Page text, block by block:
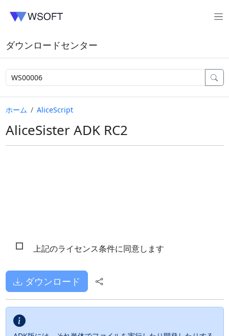
ダウンロードセンター
ホーム AliceScript
AliceSister ADK RC2
上記のライセンス条件に同意します
ダウンロード